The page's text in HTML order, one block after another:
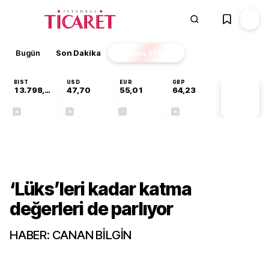
Bugün Son Dakika Finans EKSTRA
BIST
13.798,82
USD
47,70
EUR
55,01
GBP
64,23
‘Lüks’leri kadar katma
değerleri de parlıyor
HABER: CANAN BİLGİN